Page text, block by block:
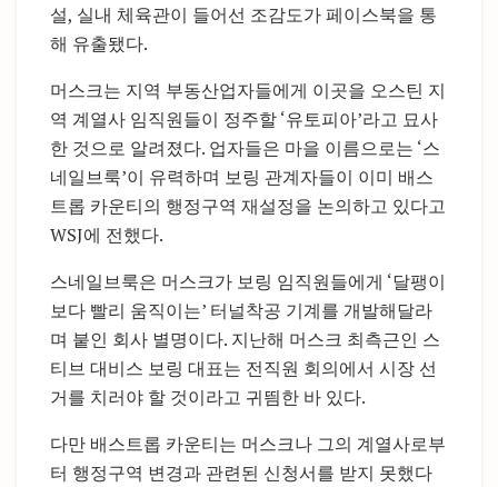
설, 실내 체육관이 들어선 조감도가 페이스북을 통
해 유출됐다.
머스크는 지역 부동산업자들에게 이곳을 오스틴 지
역 계열사 임직원들이 정주할 ‘유토피아’라고 묘사
한 것으로 알려졌다. 업자들은 마을 이름으로는 ‘스
네일브룩’이 유력하며 보링 관계자들이 이미 배스
트롭 카운티의 행정구역 재설정을 논의하고 있다고
WSJ에 전했다.
스네일브룩은 머스크가 보링 임직원들에게 ‘달팽이
보다 빨리 움직이는’ 터널착공 기계를 개발해달라
며 붙인 회사 별명이다. 지난해 머스크 최측근인 스
티브 대비스 보링 대표는 전직원 회의에서 시장 선
거를 치러야 할 것이라고 귀띔한 바 있다.
다만 배스트롭 카운티는 머스크나 그의 계열사로부
터 행정구역 변경과 관련된 신청서를 받지 못했다